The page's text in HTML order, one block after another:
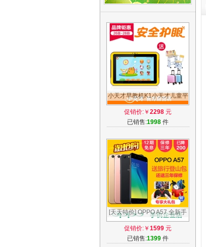
小天才早教机K1小天才儿童平
板电脑学习机小学同步点读故
事机K1
促销价:￥ 2298 元
已销售:1998 件
[天天特价] OPPO A57 全新手
机a59s a33 r9s r11 oppoa57
手机正品
促销价:￥ 1599 元
已销售:1399 件